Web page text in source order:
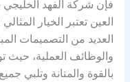
فإن شركة الفهد
العين تعتبر الخيار
العديد من التصميمات
والوظائف العملية، حيث
بالقوة والمتانة وتلبي